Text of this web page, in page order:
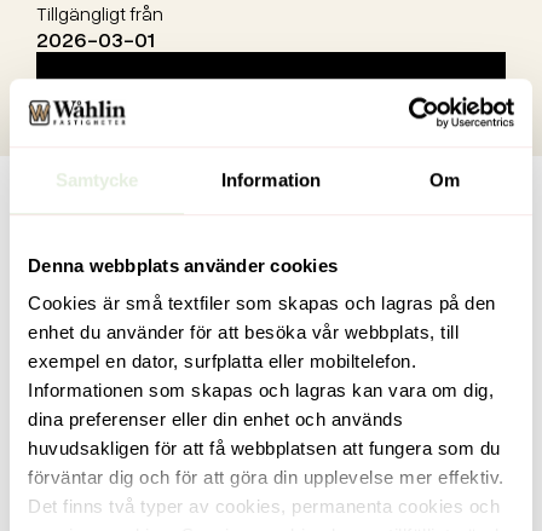
Samtycke Information Om
Denna webbplats använder cookies
Cookies är små textfiler som skapas och lagras på den
enhet du använder för att besöka vår webbplats, till
exempel en dator, surfplatta eller mobiltelefon.
Informationen som skapas och lagras kan vara om dig,
dina preferenser eller din enhet och används
huvudsakligen för att få webbplatsen att fungera som du
förväntar dig och för att göra din upplevelse mer effektiv.
Det finns två typer av cookies, permanenta cookies och
Tillgängligt från
2026-03-01
Anmäl intresse
Starrbäcksgatan 3